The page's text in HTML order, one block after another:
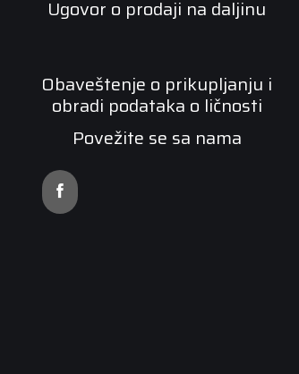
Ugovor o prodaji na daljinu
Obaveštenje o prikupljanju i
obradi podataka o ličnosti
Povežite se sa nama